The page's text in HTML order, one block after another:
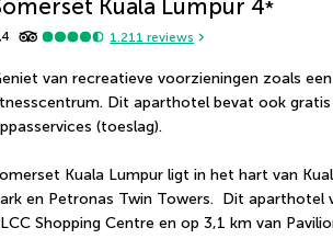
Kuala Lumpur 4*
1.211 reviews
van recreatieve voorzieningen zoals
Dit aparthotel bevat ook
(toeslag).
Kuala Lumpur ligt in het hart van
en Petronas Twin Towers.  Dit aparthotel
Shopping Centre en op 3,1 km van